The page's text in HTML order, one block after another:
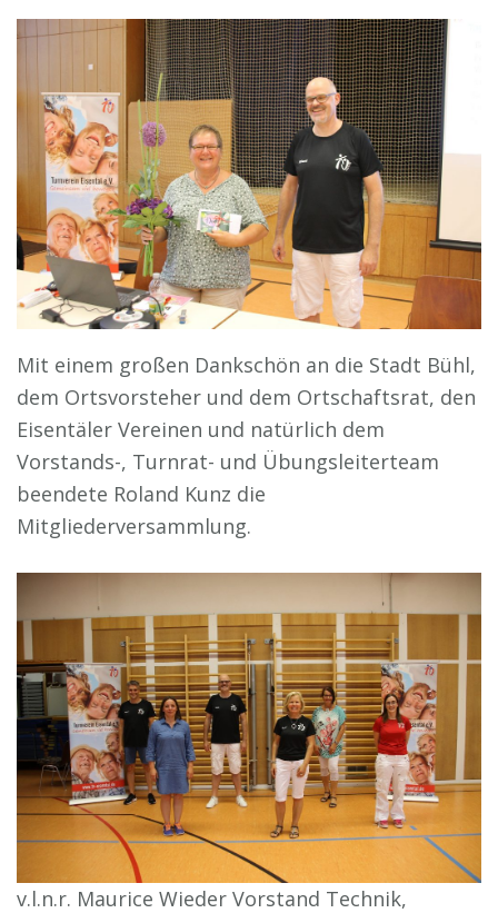
Mit einem großen Dankschön an die Stadt Bühl,
dem Ortsvorsteher und dem Ortschaftsrat, den
Eisentäler Vereinen und natürlich dem
Vorstands-, Turnrat- und Übungsleiterteam
beendete Roland Kunz die
Mitgliederversammlung.
v.l.n.r. Maurice Wieder Vorstand Technik,